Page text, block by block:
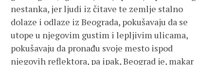
nestanka, jer ljudi iz čitave te zemlje stalno
dolaze i odlaze iz Beograda, pokušavaju da se
utope u njegovim gustim i lepljivim ulicama,
pokušavaju da pronađu svoje mesto ispod
njegovih reflektora, pa ipak, Beograd je, makar